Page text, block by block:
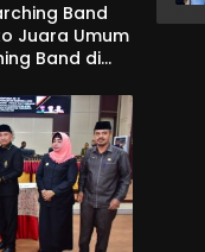
Band
Juara Umum
Band di